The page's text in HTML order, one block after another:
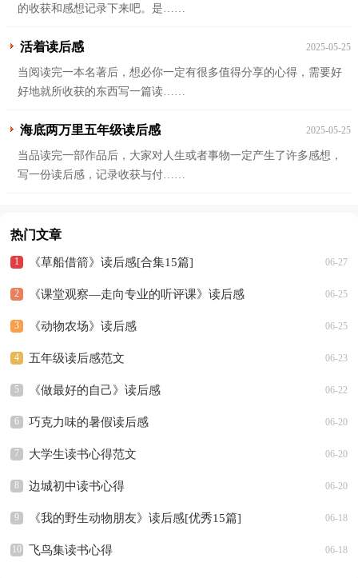
的收获和感想记录下来吧。是……
活着读后感 2025-05-25
当阅读完一本名著后，想必你一定有很多值得分享的心得，需要好
好地就所收获的东西写一篇读……
海底两万里五年级读后感 2025-05-25
当品读完一部作品后，大家对人生或者事物一定产生了许多感想，
写一份读后感，记录收获与付……
热门文章
《草船借箭》读后感[合集15篇] 06-27
《课堂观察—走向专业的听评课》读后感 06-25
《动物农场》读后感 06-25
五年级读后感范文 06-23
《做最好的自己》读后感 06-22
巧克力味的暑假读后感 06-20
大学生读书心得范文 06-20
边城初中读书心得 06-20
《我的野生动物朋友》读后感[优秀15篇] 06-18
飞鸟集读书心得 06-18